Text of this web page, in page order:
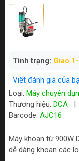
Tình trạng: Giao
Viết đánh giá của
Loại: Máy chuyên
Thương hiệu: DCA
Barcode: AJC16
Máy khoan từ 900W
dễ dàng khoan các